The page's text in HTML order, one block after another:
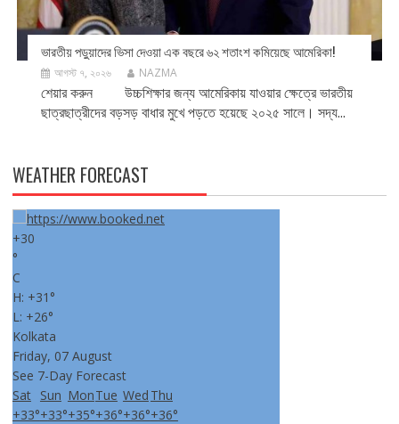
ভারতীয় পড়ুয়াদের ভিসা দেওয়া এক বছরে ৬২ শতাংশ কমিয়েছে আমেরিকা!
আগস্ট ৭, ২০২৬ NAZMA
শেয়ার করুন উচ্চশিক্ষার জন্য আমেরিকায় যাওয়ার ক্ষেত্রে ভারতীয়
ছাত্রছাত্রীদের বড়সড় বাধার মুখে পড়তে হয়েছে ২০২৫ সালে। সদ্য...
WEATHER FORECAST
+30
°
C
H: +31°
L: +26°
Kolkata
Friday, 07 August
See 7-Day Forecast
Sat Sun MonTue Wed Thu
+33°+33°+35°+36°+36°+36°